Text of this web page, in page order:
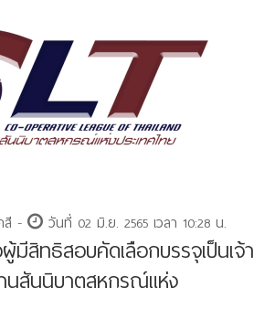
สี - วันที่ 02 มิ.ย. 2565 เวลา 10:28 น.
มีสิทธิสอบคัดเลือกบรรจุเป็นเจ้า
นสันนิบาตสหกรณ์แห่ง